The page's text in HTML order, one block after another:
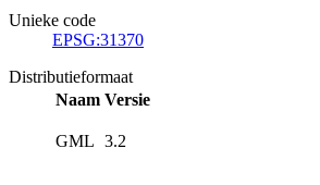
Unieke code
EPSG:31370
Distributieformaat
Naam Versie
GML 3.2